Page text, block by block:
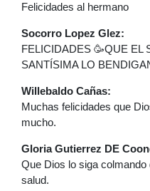
Felicidades al hermano
Socorro Lopez Glez:
FELICIDADES 🥳QUE EL
SANTÍSIMA LO
Willebaldo Cañas:
Muchas felicidades que
mucho.
Gloria Gutierrez DE
Que Dios lo siga
salud.